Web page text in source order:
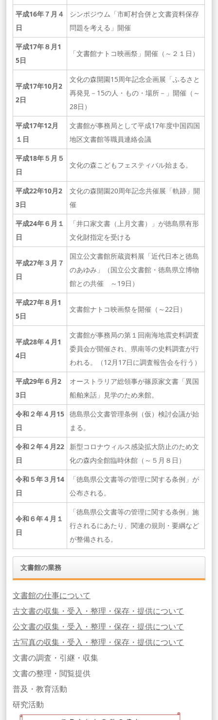
平成16年７月４
日
シンポジウム「市町村合併と文書資料保存
問題を考える」開催
平成17年８月1
5日
「文書館ナトコ映画祭」開催（～２１日）
平成17年10月2
2日
文化の森開園15周年記念企画展「ふるさと
再発見－15の人・もの・場所－」開催（～
28日）
平成17年12月
１日
文書館が事務局として平成17年度中国四国
地区文書館等職員連絡会議
平成18年５月５
日
文化の森こどもフェスティバル始まる。
平成22年10月2
3日
文化の森開園20周年記念共催展「軌跡」開
催
平成24年６月１
日
「井口家文書（上月文書）」が徳島県有形
文化財指定を受ける
平成27年３月７
日
国立公文書館所蔵資料展「近代日本と徳島
のあゆみ」（国立公文書館・徳島県立博物
館との共催 ～19日）
平成27年８月1
5日
文書館ナトコ映画祭を開催（～22日）
平成28年４月1
4日
文書館が事務局の第１回南海地震史料調査
委員会が開催され、県南等の史料調査が行
われる。（12月17日に調査報告会を行う）
平成29年６月2
3日
オーストラリア総領事が篠原家文書「異国
船舶来話」見学のため来館。
令和２年４月15
日
徳島県公文書管理条例（仮）検討会議が始
まる。
令和２年４月22
日
新型コロナウィルス感染拡大防止のため文
化の森内全館臨時休館（～５月８日）
令和５年３月14
日
「徳島県公文書等の管理に関する条例」が
公布される。
令和６年４月１
日
「徳島県公文書等の管理に関する条例」施
行されるにあたり、関連の規則・要綱など
が整備される。
文書館の業務
文書館の仕事について
古文書の収集・受入・整理・保存・提供について
公文書の収集・受入・整理・保存・提供について
古写真の収集・受入・整理・保存・提供について
文書の調査・引継・収集
文書の整理・閲覧提供
普及・教育活動
研究活動